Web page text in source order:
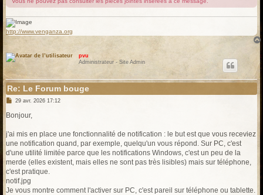
http://www.venganza.org
pvu
Administrateur - Site Admin
Re: Le Forum bouge
M
s
s
g
e
29 avr. 2026 17:12
Bonjour,
j'ai mis en place une fonctionnalité de notification : le but est que vous receviez
une notification quand, par exemple, quelqu'un vous répond. Sur PC, c'est
d'une utilité limitée parce que les notifications Windows, c'est un peu de la
merde (elles existent, mais elles ne sont pas très lisibles) mais sur téléphone,
c'est pratique.
notif.jpg
Je vous montre comment l'activer sur PC, c'est pareil sur téléphone ou tablette.